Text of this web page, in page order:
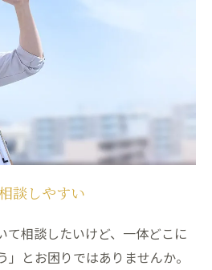
談しやすい
て相談したいけど、一体どこに
とお困りではありませんか。